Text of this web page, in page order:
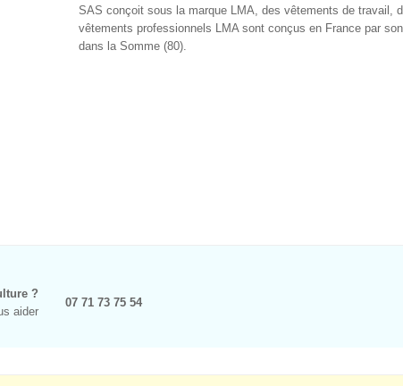
SAS conçoit sous la marque LMA, des vêtements de travail,
vêtements professionnels LMA sont conçus en France par
dans la Somme (80).
?
aider
07 71 73 75 54